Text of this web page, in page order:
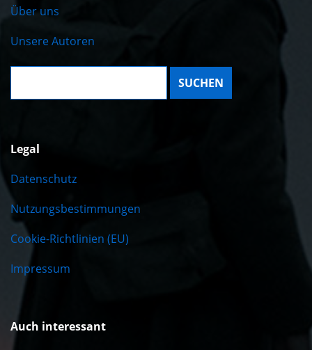
Über uns
Unsere Autoren
Suche:
Legal
Datenschutz
Nutzungsbestimmungen
Cookie-Richtlinien (EU)
Impressum
Auch interessant